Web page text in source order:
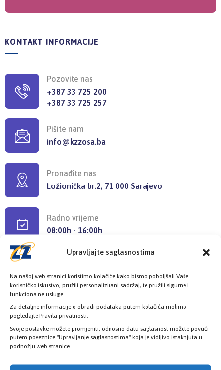
Upravljajte saglasnostima
Na našoj web stranici koristimo kolačiće kako bismo poboljšali Vaše
korisničko iskustvo, pružili personalizirani sadržaj, te pružili sigurne I
funkcionalne usluge.
Za detaljne informacije o obradi podataka putem kolačića molimo
pogledajte Pravila privatnosti.
Svoje postavke možete promjeniti, odnosno datu saglasnost možete povući
putem poveznice "Upravljanje saglasnostima" koja je vidljivo istaknjuta u
podnožju web stranice.
KONTAKT INFORMACIJE
Pozovite nas
+387 33 725 200
+387 33 725 257
Pišite nam
info@kzzosa.ba
Pronađite nas
Ložionička br.2, 71 000 Sarajevo
Radno vrijeme
08:00h - 16:00h
Provjerite status vaše elektronske
zdravstvene kartice
PROVJERITE STATUS